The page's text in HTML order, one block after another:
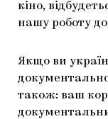
кіно,
нашу роботу до
Якщо ви
також: ваш